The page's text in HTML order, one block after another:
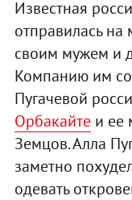
Известная
отправилась
своим мужем и
Компанию им
Пугачевой
Орбакайтеи ее
Земцов. Алла
заметно
одевать